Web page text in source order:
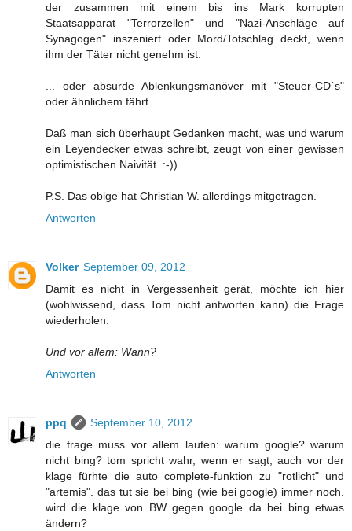
der zusammen mit einem bis ins Mark korrupten
Staatsapparat "Terrorzellen" und "Nazi-Anschläge auf
Synagogen" inszeniert oder Mord/Totschlag deckt, wenn
ihm der Täter nicht genehm ist.
... oder absurde Ablenkungsmanöver mit "Steuer-CD´s"
oder ähnlichem fährt.
Daß man sich überhaupt Gedanken macht, was und warum
ein Leyendecker etwas schreibt, zeugt von einer gewissen
optimistischen Naivität. :-))
P.S. Das obige hat Christian W. allerdings mitgetragen.
Antworten
Volker September 09, 2012
Damit es nicht in Vergessenheit gerät, möchte ich hier
(wohlwissend, dass Tom nicht antworten kann) die Frage
wiederholen:
Und vor allem: Wann?
Antworten
ppq
September 10, 2012
die frage muss vor allem lauten: warum google? warum
nicht bing? tom spricht wahr, wenn er sagt, auch vor der
klage fürhte die auto complete-funktion zu "rotlicht" und
"artemis". das tut sie bei bing (wie bei google) immer noch.
wird die klage von BW gegen google da bei bing etwas
ändern?